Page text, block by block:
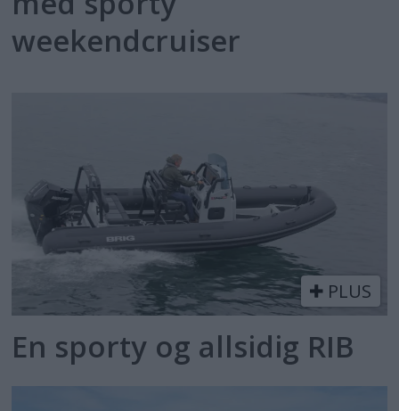
weekendcruiser
PLUS
En sporty og allsidig RIB